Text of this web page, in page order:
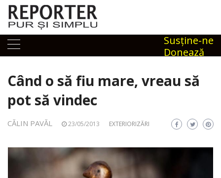
Skip
content
Susţine-ne
Donează
Când o să fiu mare, vreau să
pot să vindec
CĂLIN PAVĂL 23/05/2013 EXTERIORIZĂRI